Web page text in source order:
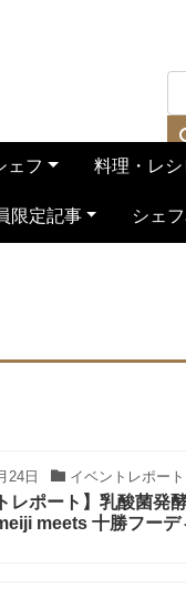
ェフ 料理・レシ
限定記事 シェ
24日 イベントレポート
レポート】乳酸菌発
meets 十勝フーデ